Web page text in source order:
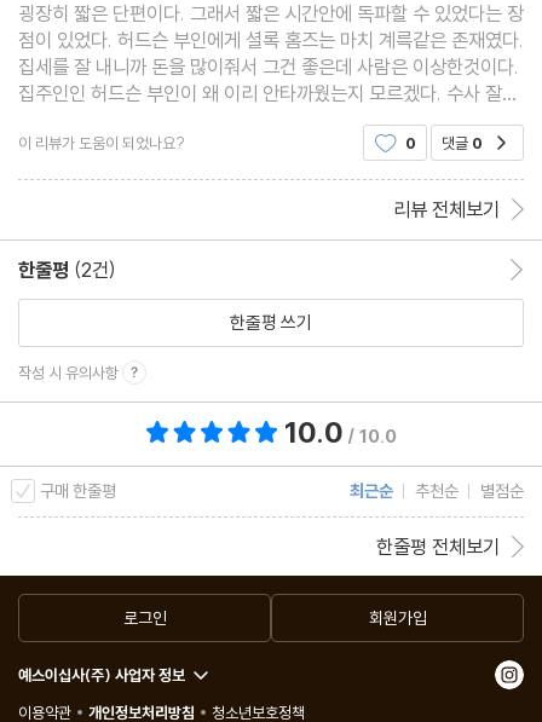
굉장히 짧은 단편이다. 그래서 짧은 시간안에 독파할 수 있었다는 장
점이 있었다. 허드슨 부인에게 셜록 홈즈는 마치 계륵같은 존재였다.
집세를 잘 내니까 돈을 많이줘서 그건 좋은데 사람은 이상한것이다.
집주인인 허드슨 부인이 왜 이리 안타까웠는지 모르겠다. 수사 잘하
는 셜록 홈즈와 왓슨의 실력이야 최고지만, 그만큼 개성도 강한 인물
이 없을 것이다. 이런 사람들이 세들어 살
이 리뷰가 도움이 되었나요? 0 댓글 0
리뷰 전체보기
한줄평 (2건)
한줄평 쓰기
작성 시 유의사항
10.0 / 10.0
구매 한줄평 최근순 추천순 별점순
한줄평 전체보기
로그인 회원가입
예스이십사(주) 사업자 정보
이용약관
개인정보처리방침 청소년보호정책